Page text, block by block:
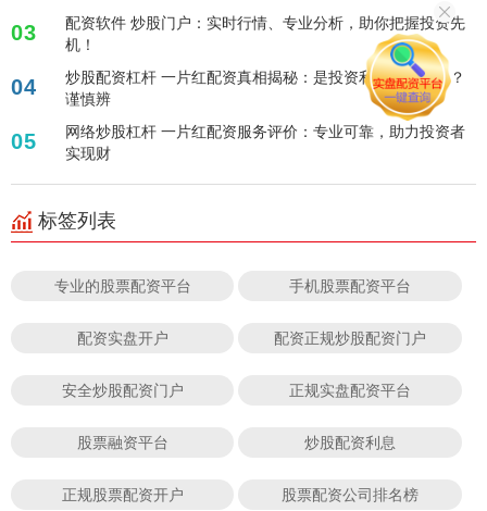
03
配资软件 炒股门户：实时行情、专业分析，助你把握投资先
机！
04
炒股配资杠杆 一片红配资真相揭秘：是投资利器还是骗局？
谨慎辨
05
网络炒股杠杆 一片红配资服务评价：专业可靠，助力投资者
实现财
标签列表
专业的股票配资平台 手机股票配资平台
配资实盘开户 配资正规炒股配资门户
安全炒股配资门户 正规实盘配资平台
股票融资平台 炒股配资利息
正规股票配资开户 股票配资公司排名榜